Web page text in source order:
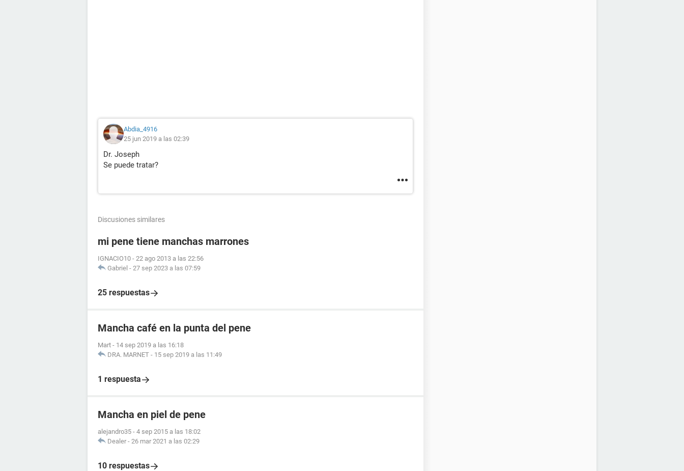
Abdia_4916
25 jun 2019 a las 02:39
Dr. Joseph
Se puede tratar?
Discusiones similares
mi pene tiene manchas marrones
IGNACIO10 - 22 ago 2013 a las 22:56
Gabriel - 27 sep 2023 a las 07:59
25 respuestas
Mancha café en la punta del pene
Mart - 14 sep 2019 a las 16:18
DRA. MARNET - 15 sep 2019 a las 11:49
1 respuesta
Mancha en piel de pene
alejandro35 - 4 sep 2015 a las 18:02
Dealer - 26 mar 2021 a las 02:29
10 respuestas